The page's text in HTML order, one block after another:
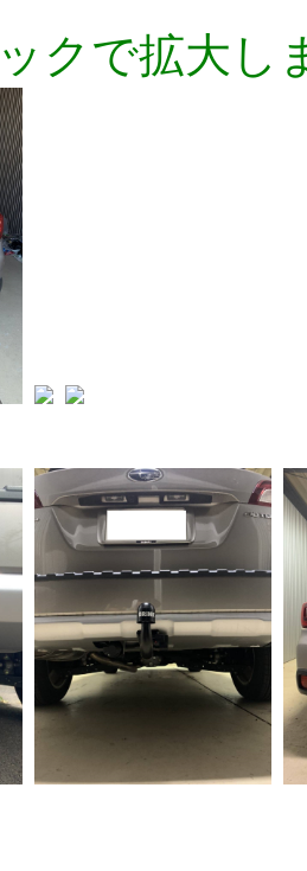
クで拡大し